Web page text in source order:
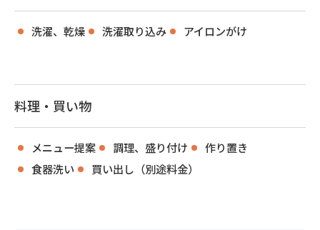
洗濯、乾燥 洗濯取り込み アイロンがけ
料理・買い物
メニュー提案 調理、盛り付け
作り置き
食器洗い
買い出し（別途料金）